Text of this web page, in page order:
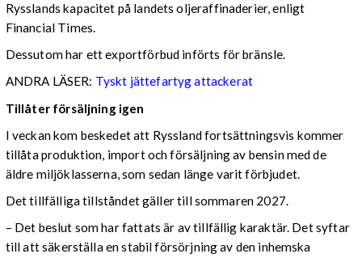
Rysslands kapacitet på landets oljeraffinaderier, enligt
Financial Times.
Dessutom har ett exportförbud införts för bränsle.
ANDRA LÄSER: Tyskt jättefartyg attackerat
Tillåter försäljning igen
I veckan kom beskedet att Ryssland fortsättningsvis kommer
tillåta produktion, import och försäljning av bensin med de
äldre miljöklasserna, som sedan länge varit förbjudet.
Det tillfälliga tillståndet gäller till sommaren 2027.
– Det beslut som har fattats är av tillfällig karaktär. Det syftar
till att säkerställa en stabil försörjning av den inhemska